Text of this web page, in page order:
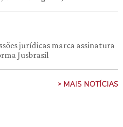
jurídicas marca assinatura
Jusbrasil
> MAIS NOTÍCIAS